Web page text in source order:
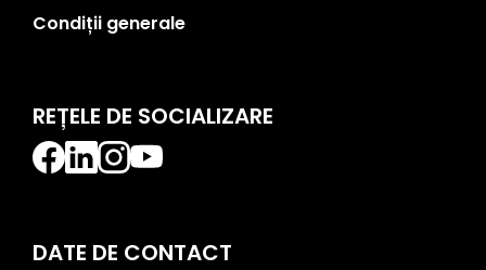
Condiții generale
REȚELE DE SOCIALIZARE
DATE DE CONTACT